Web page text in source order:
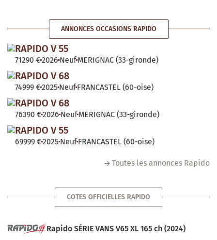
ANNONCES OCCASIONS RAPIDO
RAPIDO V 55
71290 €2026 Neuf MERIGNAC (33-gironde)
RAPIDO V 68
74999 €2025 Neuf FRANCASTEL (60-oise)
RAPIDO V 68
76390 €2026 Neuf MERIGNAC (33-gironde)
RAPIDO V 55
69999 €2025 Neuf FRANCASTEL (60-oise)
Toutes les annonces Rapido
COTES OFFICIELLES RAPIDO
Rapido SÉRIE VANS V65 XL 165 ch (2024)